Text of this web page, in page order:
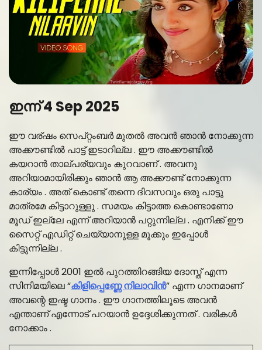
ഇന്ന് 4 Sep 2025
ഈ വര്ഷം സെപ്റ്റംബർ മുതൽ അവൻ ഞാൻ നോക്കുന്ന
അക്കൗണ്ടിൽ പാട്ട് ഇടാറില്ല . ഈ അക്കൗണ്ടിൽ
കയറാൻ താല്പര്യവും കുറവാണ് . അവനു
അറിയാമായിരിക്കും ഞാൻ ആ അക്കൗണ്ട് നോക്കുന്ന
കാര്യം . അത് കൊണ്ട് തന്നെ ദിവസവും ഒരു പാട്ടു
മാത്രമേ കിട്ടാറുള്ളു . സമയം കിട്ടാത്ത കൊണ്ടാണോ
മൂഡ് ഇല്ലേ എന്ന് അറിയാൻ പറ്റുന്നില്ല . എനിക്ക് ഈ
സൈറ്റ് എഡിറ്റ് ചെയ്യാനുള്ള മൂക്കും ഇപ്പോൾ
കിട്ടുന്നില്ല .
ഇന്നിപ്പോൾ 2001 ഇൽ പുറത്തിറങ്ങിയ ദോസ്ത് എന്ന
സിനിമയിലെ “കിളിപ്പെണ്ണേ നിലാവിന്‍” എന്ന ഗാനമാണ്
അവന്റെ ഇഷ്ട ഗാനം . ഈ ഗാനത്തിലൂടെ അവൻ
എന്താണ് എന്നോട് പറയാൻ ഉദ്ദേശിക്കുന്നത് . വരികൾ
നോക്കാം .